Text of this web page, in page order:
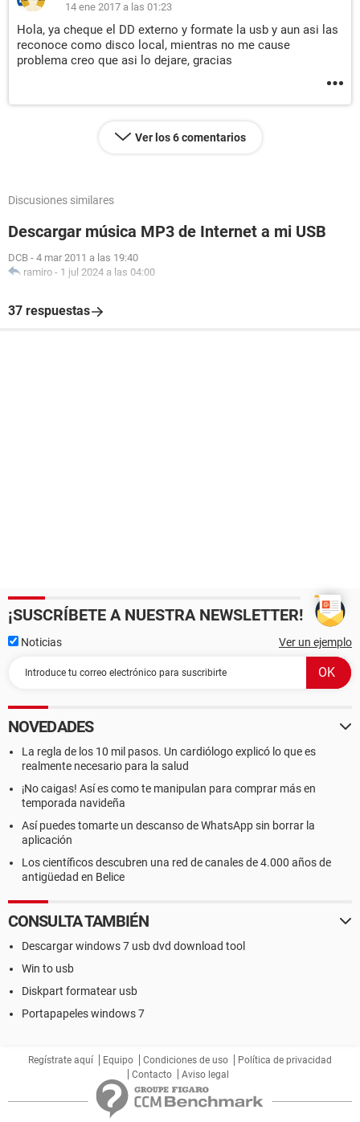
14 ene 2017 a las 01:23
Hola, ya cheque el DD externo y formate la usb y aun asi las
reconoce como disco local, mientras no me cause
problema creo que asi lo dejare, gracias
Ver los 6 comentarios
Discusiones similares
Descargar música MP3 de Internet a mi USB
DCB - 4 mar 2011 a las 19:40
ramiro - 1 jul 2024 a las 04:00
37 respuestas
¡SUSCRÍBETE A NUESTRA NEWSLETTER!
Noticias Ver un ejemplo
NOVEDADES
La regla de los 10 mil pasos. Un cardiólogo explicó lo que es
realmente necesario para la salud
¡No caigas! Así es como te manipulan para comprar más en
temporada navideña
Así puedes tomarte un descanso de WhatsApp sin borrar la
aplicación
Los científicos descubren una red de canales de 4.000 años de
antigüedad en Belice
CONSULTA TAMBIÉN
Descargar windows 7 usb dvd download tool
Win to usb
Diskpart formatear usb
Portapapeles windows 7
Regístrate aquí Equipo Condiciones de uso
Política de privacidad
Contacto
Aviso legal